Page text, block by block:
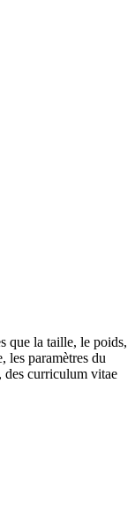
que la taille, le poids,
les paramètres du
des curriculum vitae